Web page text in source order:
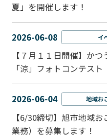
夏」を開催します！
2026-06-08 イ
【７月１１日開催】か
「涼」フォトコンテスト
2026-06-04 地域お
【6/30締切】旭市地域
業務）を募集します！